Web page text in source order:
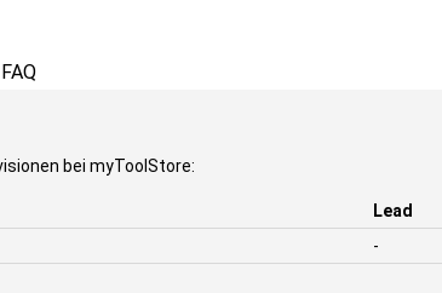
FAQ
bei myToolStore:
Lead
-